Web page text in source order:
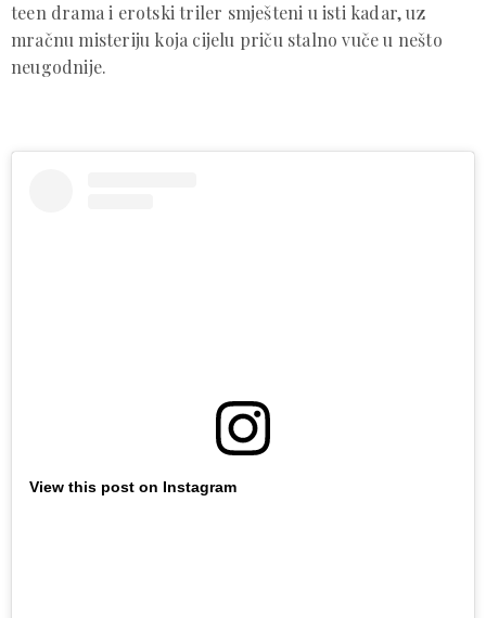
teen drama i erotski triler smješteni u isti kadar, uz
mračnu misteriju koja cijelu priču stalno vuče u nešto
neugodnije.
View this post on Instagram